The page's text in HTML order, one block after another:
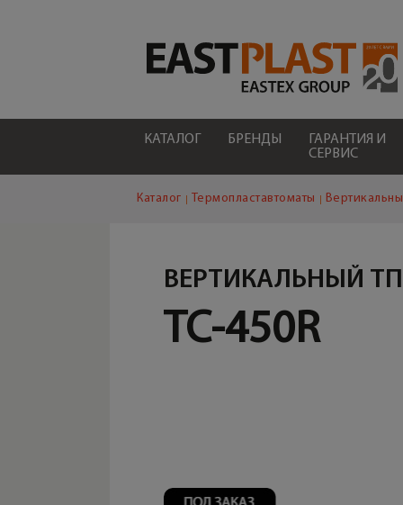
КАТАЛОГ БРЕНДЫ
ГАРАНТИЯ И
СЕРВИС
Каталог Термопластавтоматы
ВЕРТИКАЛЬНЫЙ
TC-450R